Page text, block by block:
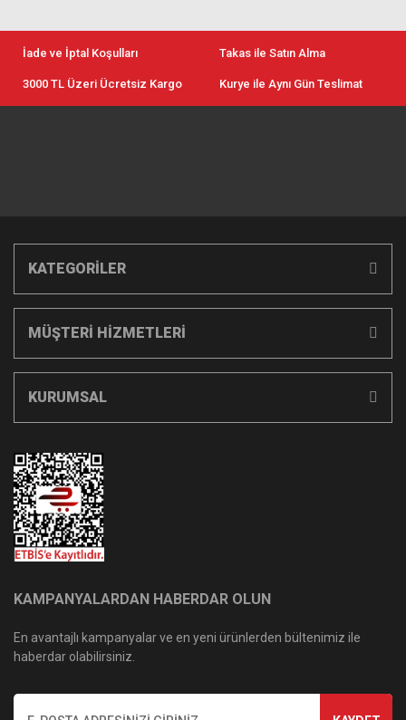
İade ve İptal Koşulları Takas ile Satın Alma
3000 TL Üzeri Ücretsiz Kargo Kurye ile Aynı Gün Teslimat
KATEGORİLER
MÜŞTERİ HİZMETLERİ
KURUMSAL
KAMPANYALARDAN HABERDAR OLUN
En avantajlı kampanyalar ve en yeni ürünlerden bültenimiz ile
haberdar olabilirsiniz.